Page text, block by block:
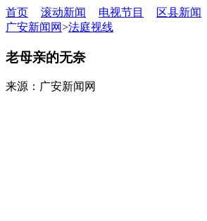
首页 滚动新闻 电视节目 区县新闻
广安新闻网>法庭视线
老母亲的无奈
来源：广安新闻网